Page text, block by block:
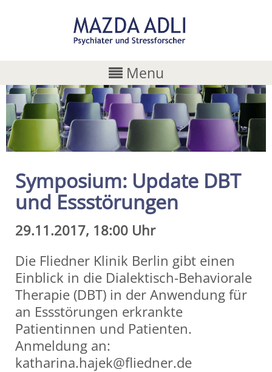
Menu
Symposium: Update DBT
und Essstörungen
29.11.2017, 18:00 Uhr
Die Fliedner Klinik Berlin gibt einen
Einblick in die Dialektisch-Behaviorale
Therapie (DBT) in der Anwendung für
an Essstörungen erkrankte
Patientinnen und Patienten.
Anmeldung an:
katharina.hajek@fliedner.de